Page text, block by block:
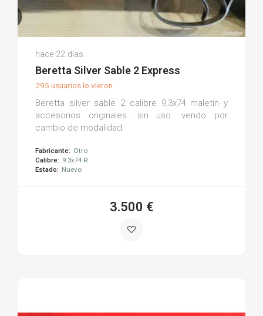
Antonio U.
(0)
hace 22 días
Beretta Silver Sable 2 Express
295 usuarios lo vieron
Beretta silver sable 2 calibre 9,3x74 maletín y
accesorios originales. sin uso. vendo por
cambio de modalidad.
Fabricante: Otro
Calibre: 9.3x74 R
Estado: Nuevo
3.500 €